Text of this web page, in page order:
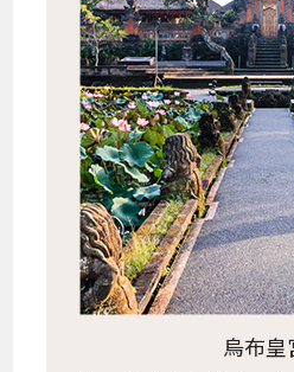
烏布皇